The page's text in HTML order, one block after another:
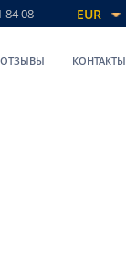
84 08 EUR
ОТЗЫВЫ КОНТАКТЫ